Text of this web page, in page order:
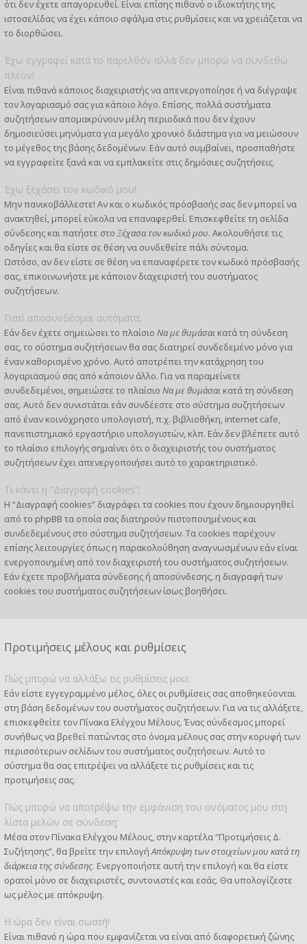
ότι δεν έχετε απαγορευθεί. Είναι επίσης πιθανό ο ιδιοκτήτης της
ιστοσελίδας να έχει κάποιο σφάλμα στις ρυθμίσεις και να χρειάζεται να
το διορθώσει.
Έχω εγγραφεί κατά το παρελθόν αλλά δεν μπορώ να συνδεθώ
πλέον!
Είναι πιθανό κάποιος διαχειριστής να απενεργοποίησε ή να διέγραψε
τον λογαριασμό σας για κάποιο λόγο. Επίσης, πολλά συστήματα
συζητήσεων απομακρύνουν μέλη περιοδικά που δεν έχουν
δημοσιεύσει μηνύματα για μεγάλο χρονικό διάστημα για να μειώσουν
το μέγεθος της βάσης δεδομένων. Εάν αυτό συμβαίνει, προσπαθήστε
να εγγραφείτε ξανά και να εμπλακείτε στις δημόσιες συζητήσεις.
Έχω ξεχάσει τον κωδικό μου!
Μην πανικοβάλλεστε! Αν και ο κωδικός πρόσβασής σας δεν μπορεί να
ανακτηθεί, μπορεί εύκολα να επαναφερθεί. Επισκεφθείτε τη σελίδα
σύνδεσης και πατήστε στο Ξέχασα τον κωδικό μου. Ακολουθήστε τις
οδηγίες και θα είστε σε θέση να συνδεθείτε πάλι σύντομα.
Ωστόσο, αν δεν είστε σε θέση να επαναφέρετε τον κωδικό πρόσβασής
σας, επικοινωνήστε με κάποιον διαχειριστή του συστήματος
συζητήσεων.
Γιατί αποσυνδέομαι αυτόματα;
Εάν δεν έχετε σημειώσει το πλαίσιο Να με θυμάσαι κατά τη σύνδεση
σας, το σύστημα συζητήσεων θα σας διατηρεί συνδεδεμένο μόνο για
έναν καθορισμένο χρόνο. Αυτό αποτρέπει την κατάχρηση του
λογαριασμού σας από κάποιον άλλο. Για να παραμείνετε
συνδεδεμένοι, σημειώστε το πλαίσιο Να με θυμάσαι κατά τη σύνδεση
σας. Αυτό δεν συνιστάται εάν συνδέεστε στο σύστημα συζητήσεων
από έναν κοινόχρηστο υπολογιστή, π.χ. βιβλιοθήκη, internet cafe,
πανεπιστημιακό εργαστήριο υπολογιστών, κλπ. Εάν δεν βλέπετε αυτό
το πλαίσιο επιλογής σημαίνει ότι ο διαχειριστής του συστήματος
συζητήσεων έχει απενεργοποιήσει αυτό το χαρακτηριστικό.
Τι κάνει η “Διαγραφή cookies”;
Η “Διαγραφή cookies” διαγράφει τα cookies που έχουν δημιουργηθεί
από το phpBB τα οποία σας διατηρούν πιστοποιημένους και
συνδεδεμένους στο σύστημα συζητήσεων. Τα cookies παρέχουν
επίσης λειτουργίες όπως η παρακολούθηση αναγνωσμένων εάν είναι
ενεργοποιημένη από τον διαχειριστή του συστήματος συζητήσεων.
Εάν έχετε προβλήματα σύνδεσης ή αποσύνδεσης, η διαγραφή των
cookies του συστήματος συζητήσεων ίσως βοηθήσει.
Προτιμήσεις μέλους και ρυθμίσεις
Πώς μπορώ να αλλάξω τις ρυθμίσεις μου;
Εάν είστε εγγεγραμμένο μέλος, όλες οι ρυθμίσεις σας αποθηκεύονται
στη βάση δεδομένων του συστήματος συζητήσεων. Για να τις αλλάξετε,
επισκεφθείτε τον Πίνακα Ελέγχου Μέλους. Ένας σύνδεσμος μπορεί
συνήθως να βρεθεί πατώντας στο όνομα μέλους σας στην κορυφή των
περισσότερων σελίδων του συστήματος συζητήσεων. Αυτό το
σύστημα θα σας επιτρέψει να αλλάξετε τις ρυθμίσεις και τις
προτιμήσεις σας.
Πώς μπορώ να αποτρέψω την εμφάνιση του ονόματος μου στη
λίστα μελών σε σύνδεση;
Μέσα στον Πίνακα Ελέγχου Μέλους, στην καρτέλα “Προτιμήσεις Δ.
Συζήτησης”, θα βρείτε την επιλογήΑπόκρυψη των στοιχείων μου κατά τη
διάρκεια της σύνδεσης. Ενεργοποιήστε αυτή την επιλογή και θα είστε
ορατοί μόνο σε διαχειριστές, συντονιστές και εσάς. Θα υπολογίζεστε
ως μέλος με απόκρυψη.
Η ώρα δεν είναι σωστή!
Είναι πιθανό η ώρα που εμφανίζεται να είναι από διαφορετική ζώνης